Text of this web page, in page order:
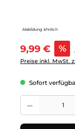
Abbildung ähnlich
Verkaufspreis:
9,99 € %
Preise inkl. MwSt.
Sofort
Produkt Anzahl: